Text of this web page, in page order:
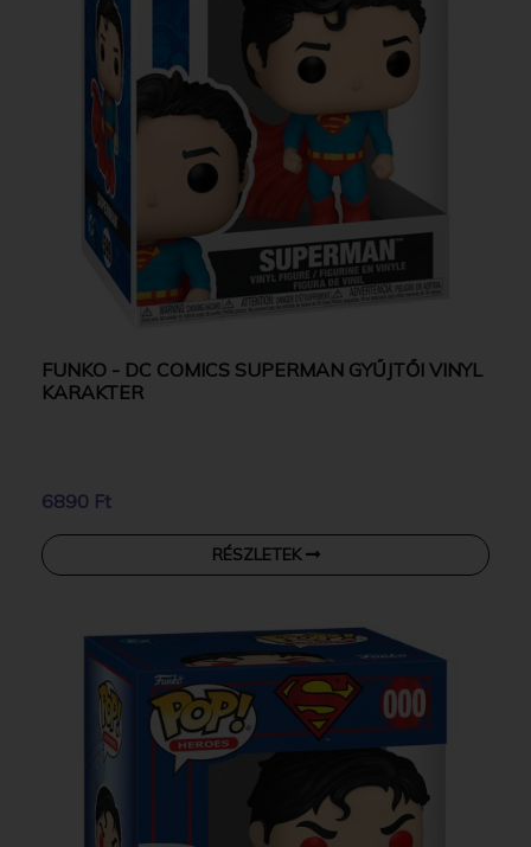
FUNKO - DC COMICS SUPERMAN GYŰJTŐI VINYL
KARAKTER
6890 Ft
RÉSZLETEK